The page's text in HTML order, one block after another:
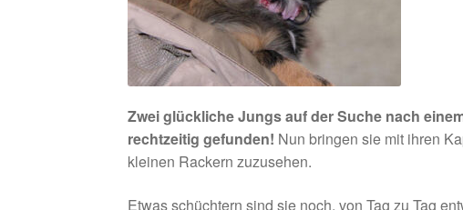
Zwei glückliche Jungs auf der Suche nach
rechtzeitig gefunden! Nun bringen sie mit ihren
kleinen Rackern zuzusehen.
Etwas schüchtern sind sie noch, von Tag zu Tag